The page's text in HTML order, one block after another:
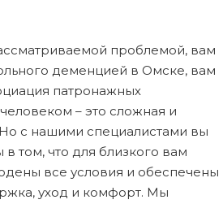
проблемой, вам
деменцией в Омске, вам
патронажных
– это сложная и
с нашими специалистами вы
том, что для близкого вам
все условия и обеспечены
уход и комфорт. Мы